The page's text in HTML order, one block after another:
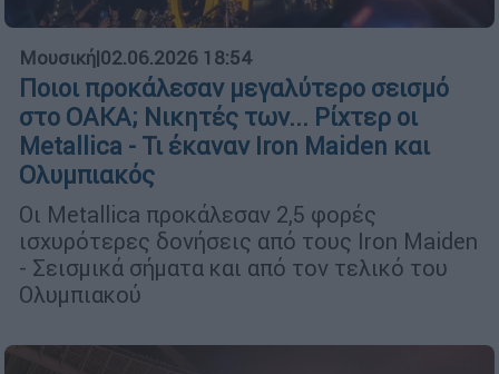
Μουσική|02.06.2026 18:54
Ποιοι προκάλεσαν μεγαλύτερο σεισμό
στο ΟΑΚΑ; Νικητές των... Ρίχτερ οι
Metallica - Τι έκαναν Iron Maiden και
Ολυμπιακός
Οι Metallica προκάλεσαν 2,5 φορές
ισχυρότερες δονήσεις από τους Iron Maiden
- Σεισμικά σήματα και από τον τελικό του
Ολυμπιακού